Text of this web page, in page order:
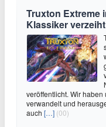
Truxton Extreme
Klassiker
veröffentlicht. Wir
verwandelt und
auch […] (00)